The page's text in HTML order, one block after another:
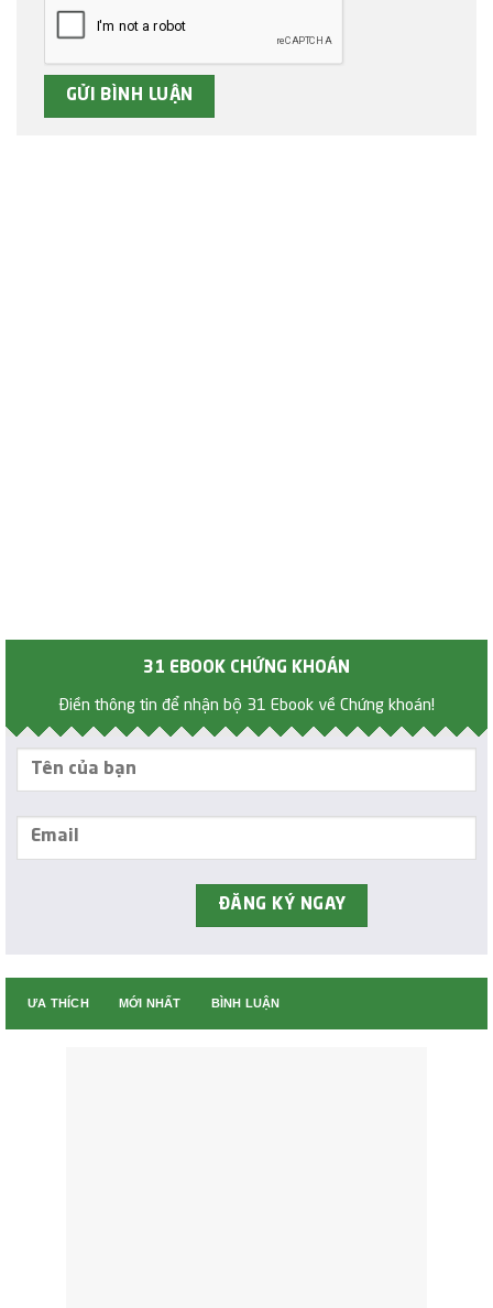
31 EBOOK CHỨNG KHOÁN
Điền thông tin để nhận bộ 31 Ebook về Chứng khoán!
ƯA THÍCH MỚI NHẤT BÌNH LUẬN